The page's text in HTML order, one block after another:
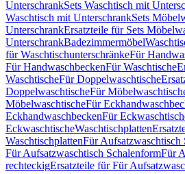
UnterschrankSets Waschtisch mit
Waschtisch mit UnterschrankSets
UnterschrankErsatzteile für Sets
UnterschrankBadezimmermöbel
für WaschtischunterschränkeFür
Für HandwaschbeckenFür Waschtische
WaschtischeFür Doppelwaschtische
DoppelwaschtischeFür
MöbelwaschtischeFür
EckhandwaschbeckenFür
EckwaschtischeWaschtischplatten
WaschtischplattenFür Aufsatzwaschtisch
Für Aufsatzwaschtisch SchalenformFür
rechteckigErsatzteile für Für